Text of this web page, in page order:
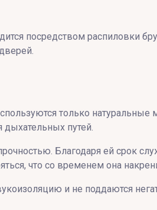
странице:
посредством распиловки
только
путей.
Благодаря ей срок
что со временем она
и не поддаются